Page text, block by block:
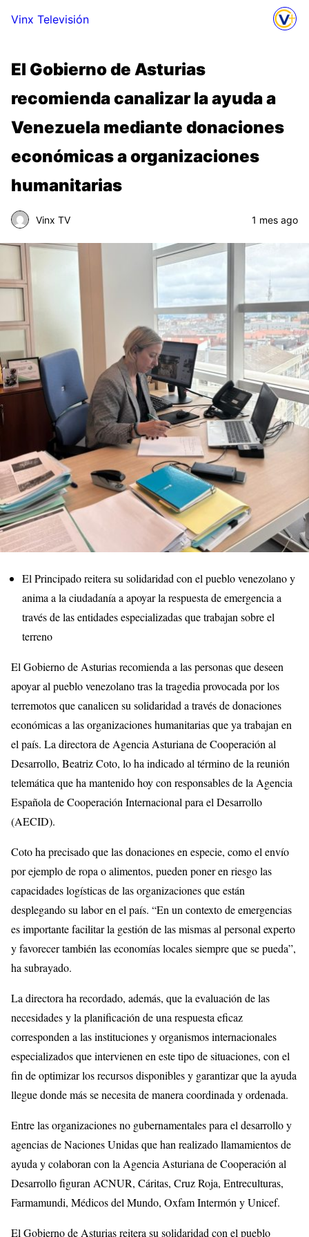
Vinx Televisión
El Gobierno de Asturias
recomienda canalizar la ayuda a
Venezuela mediante donaciones
económicas a organizaciones
humanitarias
Vinx TV 1 mes ago
El Principado reitera su solidaridad con el pueblo venezolano y
anima a la ciudadanía a apoyar la respuesta de emergencia a
través de las entidades especializadas que trabajan sobre el
terreno
El Gobierno de Asturias recomienda a las personas que deseen
apoyar al pueblo venezolano tras la tragedia provocada por los
terremotos que canalicen su solidaridad a través de donaciones
económicas a las organizaciones humanitarias que ya trabajan en
el país. La directora de Agencia Asturiana de Cooperación al
Desarrollo, Beatriz Coto, lo ha indicado al término de la reunión
telemática que ha mantenido hoy con responsables de la Agencia
Española de Cooperación Internacional para el Desarrollo
(AECID).
Coto ha precisado que las donaciones en especie, como el envío
por ejemplo de ropa o alimentos, pueden poner en riesgo las
capacidades logísticas de las organizaciones que están
desplegando su labor en el país. “En un contexto de emergencias
es importante facilitar la gestión de las mismas al personal experto
y favorecer también las economías locales siempre que se pueda”,
ha subrayado.
La directora ha recordado, además, que la evaluación de las
necesidades y la planificación de una respuesta eficaz
corresponden a las instituciones y organismos internacionales
especializados que intervienen en este tipo de situaciones, con el
fin de optimizar los recursos disponibles y garantizar que la ayuda
llegue donde más se necesita de manera coordinada y ordenada.
Entre las organizaciones no gubernamentales para el desarrollo y
agencias de Naciones Unidas que han realizado llamamientos de
ayuda y colaboran con la Agencia Asturiana de Cooperación al
Desarrollo figuran ACNUR, Cáritas, Cruz Roja, Entreculturas,
Farmamundi, Médicos del Mundo, Oxfam Intermón y Unicef.
El Gobierno de Asturias reitera su solidaridad con el pueblo